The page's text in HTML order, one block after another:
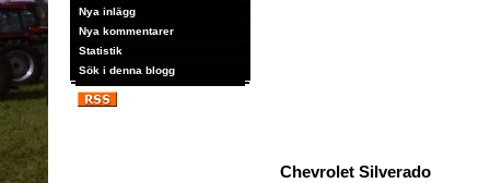
Nya inlägg
Nya kommentarer
Statistik
Sök i denna blogg
Chevrolet Silverado